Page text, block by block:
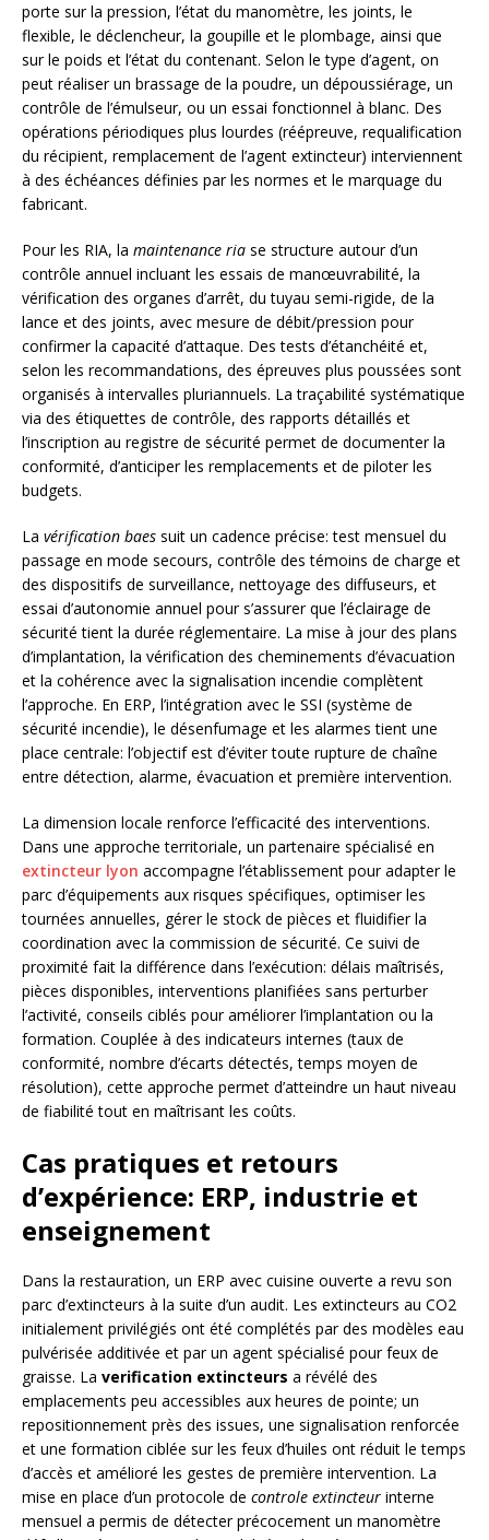
porte sur la pression, l’état du manomètre, les joints, le
flexible, le déclencheur, la goupille et le plombage, ainsi que
sur le poids et l’état du contenant. Selon le type d’agent, on
peut réaliser un brassage de la poudre, un dépoussiérage, un
contrôle de l’émulseur, ou un essai fonctionnel à blanc. Des
opérations périodiques plus lourdes (réépreuve, requalification
du récipient, remplacement de l’agent extincteur) interviennent
à des échéances définies par les normes et le marquage du
fabricant.
Pour les RIA, la maintenance ria se structure autour d’un
contrôle annuel incluant les essais de manœuvrabilité, la
vérification des organes d’arrêt, du tuyau semi-rigide, de la
lance et des joints, avec mesure de débit/pression pour
confirmer la capacité d’attaque. Des tests d’étanchéité et,
selon les recommandations, des épreuves plus poussées sont
organisés à intervalles pluriannuels. La traçabilité systématique
via des étiquettes de contrôle, des rapports détaillés et
l’inscription au registre de sécurité permet de documenter la
conformité, d’anticiper les remplacements et de piloter les
budgets.
La vérification baes suit un cadence précise: test mensuel du
passage en mode secours, contrôle des témoins de charge et
des dispositifs de surveillance, nettoyage des diffuseurs, et
essai d’autonomie annuel pour s’assurer que l’éclairage de
sécurité tient la durée réglementaire. La mise à jour des plans
d’implantation, la vérification des cheminements d’évacuation
et la cohérence avec la signalisation incendie complètent
l’approche. En ERP, l’intégration avec le SSI (système de
sécurité incendie), le désenfumage et les alarmes tient une
place centrale: l’objectif est d’éviter toute rupture de chaîne
entre détection, alarme, évacuation et première intervention.
La dimension locale renforce l’efficacité des interventions.
Dans une approche territoriale, un partenaire spécialisé en
extincteur lyon accompagne l’établissement pour adapter le
parc d’équipements aux risques spécifiques, optimiser les
tournées annuelles, gérer le stock de pièces et fluidifier la
coordination avec la commission de sécurité. Ce suivi de
proximité fait la différence dans l’exécution: délais maîtrisés,
pièces disponibles, interventions planifiées sans perturber
l’activité, conseils ciblés pour améliorer l’implantation ou la
formation. Couplée à des indicateurs internes (taux de
conformité, nombre d’écarts détectés, temps moyen de
résolution), cette approche permet d’atteindre un haut niveau
de fiabilité tout en maîtrisant les coûts.
Cas pratiques et retours
d’expérience: ERP, industrie et
enseignement
Dans la restauration, un ERP avec cuisine ouverte a revu son
parc d’extincteurs à la suite d’un audit. Les extincteurs au CO2
initialement privilégiés ont été complétés par des modèles eau
pulvérisée additivée et par un agent spécialisé pour feux de
graisse. La verification extincteurs a révélé des
emplacements peu accessibles aux heures de pointe; un
repositionnement près des issues, une signalisation renforcée
et une formation ciblée sur les feux d’huiles ont réduit le temps
d’accès et amélioré les gestes de première intervention. La
mise en place d’un protocole de controle extincteur interne
mensuel a permis de détecter précocement un manomètre